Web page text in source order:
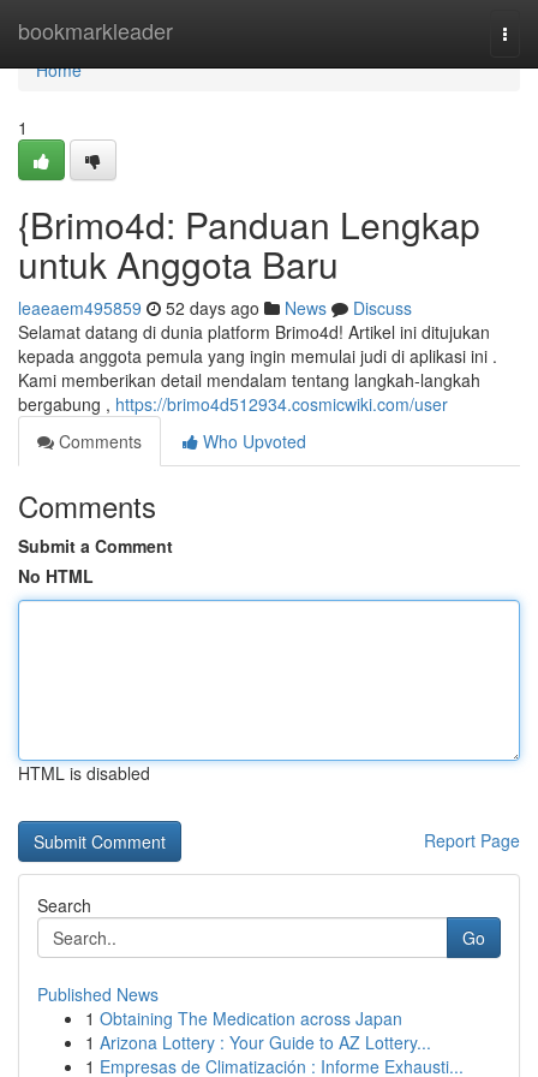
bookmarkleader
Home
Home
1
{Brimo4d: Panduan Lengkap
untuk Anggota Baru
leaeaem495859 52 days ago News
Discuss
Selamat datang di dunia platform Brimo4d! Artikel ini ditujukan
kepada anggota pemula yang ingin memulai judi di aplikasi ini .
Kami memberikan detail mendalam tentang langkah-langkah
bergabung , https://brimo4d512934.cosmicwiki.com/user
Comments
Who Upvoted
Comments
Submit a Comment
No HTML
HTML is disabled
Report Page
Search
Go
Published News
1 Obtaining The Medication across Japan
1 Arizona Lottery : Your Guide to AZ Lottery...
1 Empresas de Climatización : Informe Exhausti...